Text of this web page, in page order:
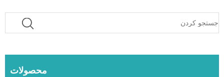
محصولات